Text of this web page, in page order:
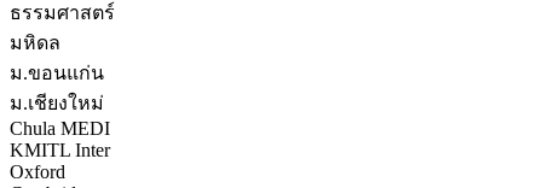
ธรรมศาสตร์
มหิดล
ม.ขอนแก่น
ม.เชียงใหม่
Chula MEDI
KMITL Inter
Oxford